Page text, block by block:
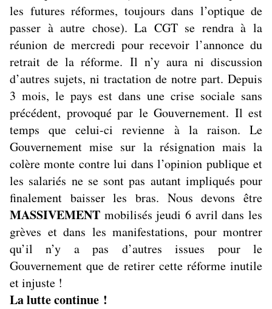
les futures réformes, toujours dans l’optique de
passer à autre chose). La CGT se rendra à la
réunion de mercredi pour recevoir l’annonce du
retrait de la réforme. Il n’y aura ni discussion
d’autres sujets, ni tractation de notre part. Depuis
3 mois, le pays est dans une crise sociale sans
précédent, provoqué par le Gouvernement. Il est
temps que celui-ci revienne à la raison. Le
Gouvernement mise sur la résignation mais la
colère monte contre lui dans l’opinion publique et
les salariés ne se sont pas autant impliqués pour
finalement baisser les bras. Nous devons être
MASSIVEMENT mobilisés jeudi 6 avril dans les
grèves et dans les manifestations, pour montrer
qu’il n’y a pas d’autres issues pour le
Gouvernement que de retirer cette réforme inutile
et injuste !
La lutte continue !